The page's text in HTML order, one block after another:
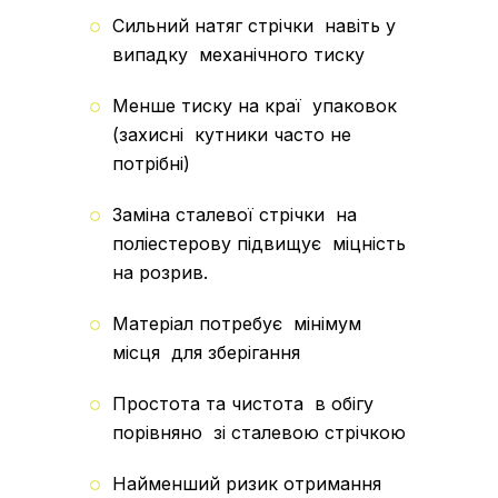
Сильний натяг стрічки навіть у
випадку механічного тиску
Менше тиску на краї упаковок
(захисні кутники часто не
потрібні)
Заміна сталевої стрічки на
поліестерову підвищує міцність
на розрив.
Матеріал потребує мінімум
місця для зберігання
Простота та чистота в обігу
порівняно зі сталевою стрічкою
Найменший ризик отримання